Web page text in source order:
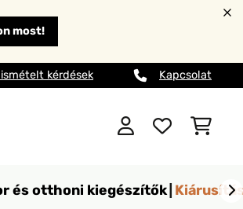
most!
kérdések Kapcsolat
és otthoni kiegészítők